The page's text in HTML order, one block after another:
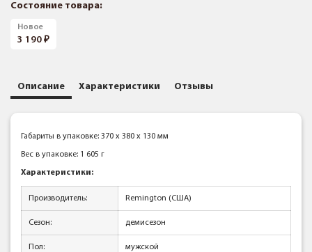
Состояние товара:
Новое
3 190
Описание Характеристики Отзывы
Габариты в упаковке: 370 x 380 x 130 мм
Вес в упаковке: 1 605 г
Характеристики:
Производитель: Remington (США)
Сезон: демисезон
Пол: мужской